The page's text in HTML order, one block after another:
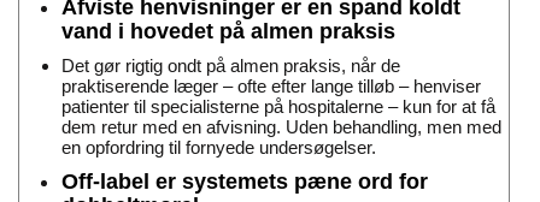
Afviste henvisninger er en spand koldt
vand i hovedet på almen praksis
Det gør rigtig ondt på almen praksis, når de
praktiserende læger – ofte efter lange tilløb – henviser
patienter til specialisterne på hospitalerne – kun for at få
dem retur med en afvisning. Uden behandling, men med
en opfordring til fornyede undersøgelser.
Off-label er systemets pæne ord for